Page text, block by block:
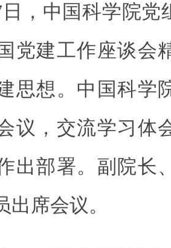
日，中国科学院党
党建工作座谈会
思想。中国科学
议，交流学习体
出部署。副院长
出席会议。